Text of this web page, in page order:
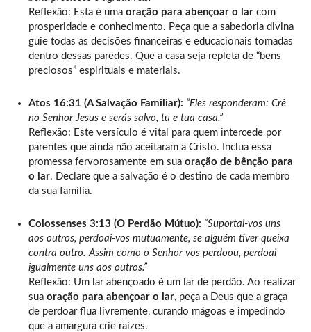
Reflexão: Esta é uma oração para abençoar o lar com
prosperidade e conhecimento. Peça que a sabedoria divina
guie todas as decisões financeiras e educacionais tomadas
dentro dessas paredes. Que a casa seja repleta de “bens
preciosos” espirituais e materiais.
Atos 16:31 (A Salvação Familiar): “Eles responderam: Crê
no Senhor Jesus e serás salvo, tu e tua casa.”
Reflexão: Este versículo é vital para quem intercede por
parentes que ainda não aceitaram a Cristo. Inclua essa
promessa fervorosamente em sua oração de bênção para
o lar. Declare que a salvação é o destino de cada membro
da sua família.
Colossenses 3:13 (O Perdão Mútuo): “Suportai-vos uns
aos outros, perdoai-vos mutuamente, se alguém tiver queixa
contra outro. Assim como o Senhor vos perdoou, perdoai
igualmente uns aos outros.”
Reflexão: Um lar abençoado é um lar de perdão. Ao realizar
sua oração para abençoar o lar, peça a Deus que a graça
de perdoar flua livremente, curando mágoas e impedindo
que a amargura crie raízes.